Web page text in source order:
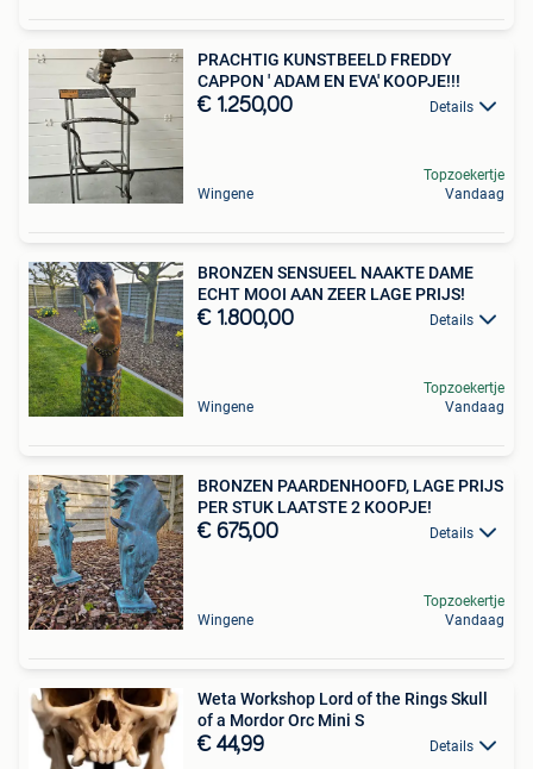
PRACHTIG KUNSTBEELD FREDDY
CAPPON ' ADAM EN EVA' KOOPJE!!!
€ 1.250,00 Details
Wingene
Topzoekertje
Vandaag
BRONZEN SENSUEEL NAAKTE DAME
ECHT MOOI AAN ZEER LAGE PRIJS!
€ 1.800,00 Details
Wingene
Topzoekertje
Vandaag
BRONZEN PAARDENHOOFD, LAGE PRIJS
PER STUK LAATSTE 2 KOOPJE!
€ 675,00 Details
Wingene
Topzoekertje
Vandaag
Weta Workshop Lord of the Rings Skull
of a Mordor Orc Mini S
€ 44,99 Details